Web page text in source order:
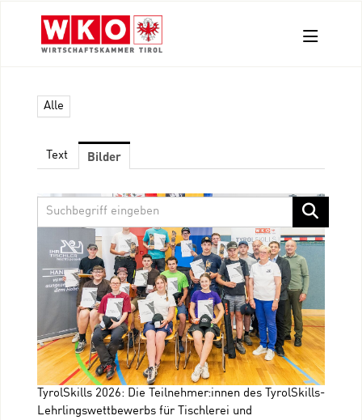
Pressefotos
Kontakt
Alle
Text Bilder
TyrolSkills 2026: Die Teilnehmer:innen des TyrolSkills-
Lehrlingswettbewerbs für Tischlerei und